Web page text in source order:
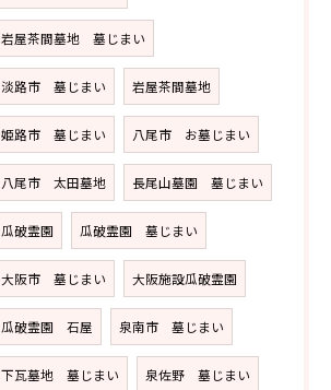
岩屋茶間墓地 墓じまい
淡路市 墓じまい 岩屋茶間墓地
姫路市 墓じまい 八尾市 お墓じまい
八尾市 太田墓地 長尾山墓園 墓じまい
瓜破霊園 瓜破霊園 墓じまい
大阪市 墓じまい 大阪施設瓜破霊園
瓜破霊園 石屋 泉南市 墓じまい
下瓦墓地 墓じまい 泉佐野 墓じまい